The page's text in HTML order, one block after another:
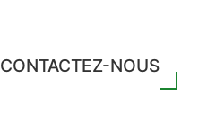
CONTACTEZ-NOUS